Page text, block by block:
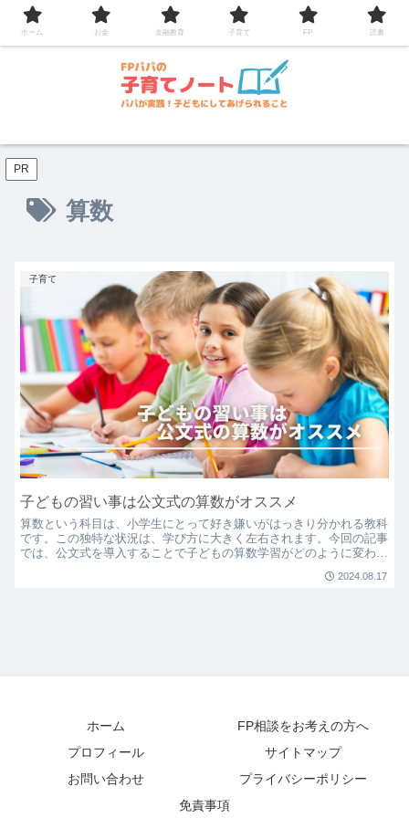
コンテンツへスキップ
PR
算数
子育て
子どもの習い事は公文式の算数がオススメ
算数という科目は、小学生にとって好き嫌いがはっきり分かれる教科
です。この独特な状況は、学び方に大きく左右されます。今回の記事
では、公文式を導入することで子どもの算数学習がどのように変わる
2024.08.17
ホーム
FP相談をお考えの方へ
プロフィール
サイトマップ
お問い合わせ
プライバシーポリシー
免責事項
ホーム お金 金融教育 子育て FP 読書